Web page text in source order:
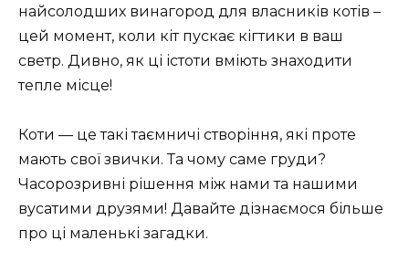
найсолодших винагород для власників котів –
цей момент, коли кіт пускає кігтики в ваш
светр. Дивно, як ці істоти вміють знаходити
тепле місце!
Коти — це такі таємничі створіння, які проте
мають свої звички. Та чому саме груди?
Часорозривні рішення між нами та нашими
вусатими друзями! Давайте дізнаємося більше
про ці маленькі загадки.